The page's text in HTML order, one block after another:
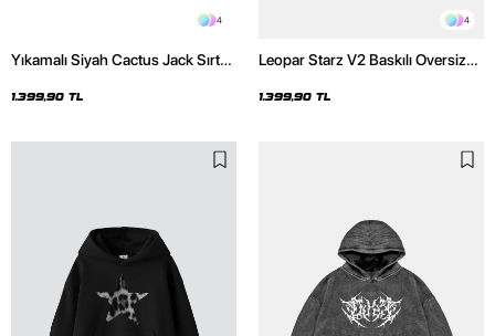
4
Yıkamalı Siyah Cactus Jack Sırt
1.399,90 TL
4
Leopar Starz V2 Baskılı Oversize
Hoodie
1.399,90 TL